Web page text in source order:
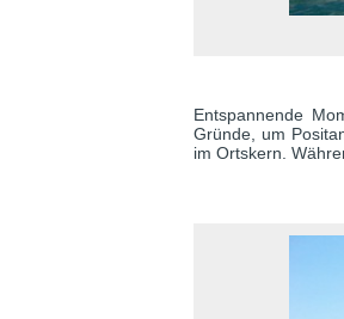
Entspannende
Gründe, um
im Ortskern.